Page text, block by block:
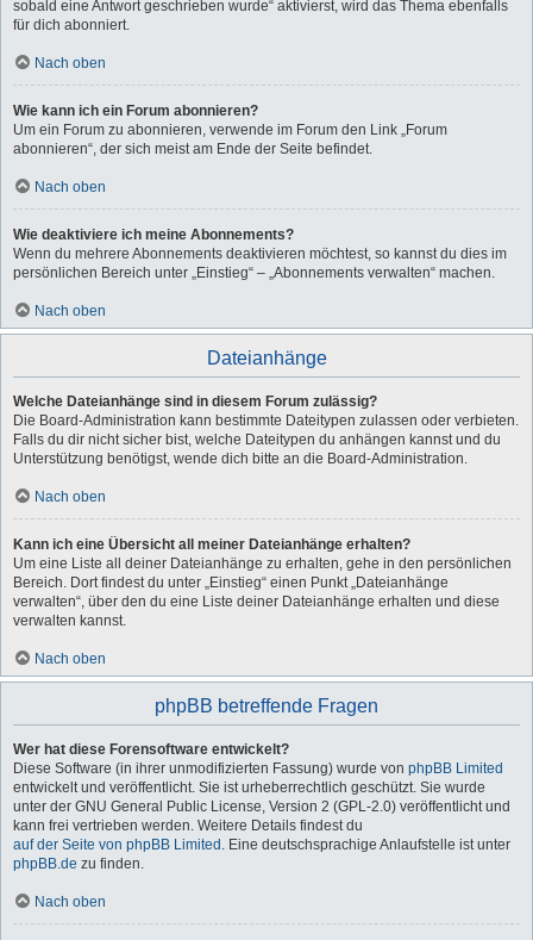
sobald eine Antwort geschrieben wurde“ aktivierst, wird das Thema ebenfalls
für dich abonniert.
Nach oben
Wie kann ich ein Forum abonnieren?
Um ein Forum zu abonnieren, verwende im Forum den Link „Forum
abonnieren“, der sich meist am Ende der Seite befindet.
Nach oben
Wie deaktiviere ich meine Abonnements?
Wenn du mehrere Abonnements deaktivieren möchtest, so kannst du dies im
persönlichen Bereich unter „Einstieg“ – „Abonnements verwalten“ machen.
Nach oben
Dateianhänge
Welche Dateianhänge sind in diesem Forum zulässig?
Die Board-Administration kann bestimmte Dateitypen zulassen oder verbieten.
Falls du dir nicht sicher bist, welche Dateitypen du anhängen kannst und du
Unterstützung benötigst, wende dich bitte an die Board-Administration.
Nach oben
Kann ich eine Übersicht all meiner Dateianhänge erhalten?
Um eine Liste all deiner Dateianhänge zu erhalten, gehe in den persönlichen
Bereich. Dort findest du unter „Einstieg“ einen Punkt „Dateianhänge
verwalten“, über den du eine Liste deiner Dateianhänge erhalten und diese
verwalten kannst.
Nach oben
phpBB betreffende Fragen
Wer hat diese Forensoftware entwickelt?
Diese Software (in ihrer unmodifizierten Fassung) wurde von phpBB Limited
entwickelt und veröffentlicht. Sie ist urheberrechtlich geschützt. Sie wurde
unter der GNU General Public License, Version 2 (GPL-2.0) veröffentlicht und
kann frei vertrieben werden. Weitere Details findest du
auf der Seite von phpBB Limited . Eine deutschsprachige Anlaufstelle ist unter
phpBB.de zu finden.
Nach oben